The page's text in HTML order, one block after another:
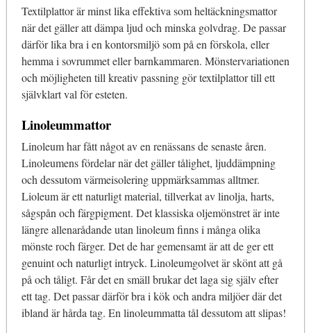
Textilplattor är minst lika effektiva som heltäckningsmattor
när det gäller att dämpa ljud och minska golvdrag. De passar
därför lika bra i en kontorsmiljö som på en förskola, eller
hemma i sovrummet eller barnkammaren. Mönstervariationen
och möjligheten till kreativ passning gör textilplattor till ett
självklart val för esteten.
Linoleummattor
Linoleum har fått något av en renässans de senaste åren.
Linoleumens fördelar när det gäller tålighet, ljuddämpning
och dessutom värmeisolering uppmärksammas alltmer.
Lioleum är ett naturligt material, tillverkat av linolja, harts,
sågspån och färgpigment. Det klassiska oljemönstret är inte
längre allenarådande utan linoleum finns i många olika
mönste roch färger. Det de har gemensamt är att de ger ett
genuint och naturligt intryck. Linoleumgolvet är skönt att gå
på och tåligt. Får det en smäll brukar det laga sig själv efter
ett tag. Det passar därför bra i kök och andra miljöer där det
ibland är hårda tag. En linoleummatta tål dessutom att slipas!